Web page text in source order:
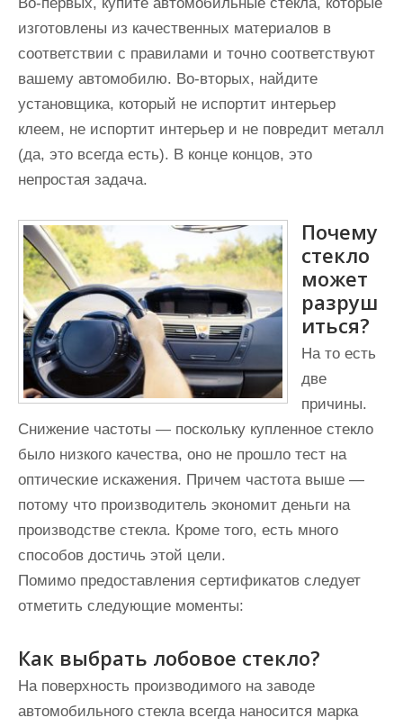
изготовлены из качественных материалов в
соответствии с правилами и точно соответствуют
вашему автомобилю. Во-вторых, найдите
установщика, который не испортит интерьер
клеем, не испортит интерьер и не повредит металл
(да, это всегда есть). В конце концов, это
непростая задача.
Почему
стекло
может
разруш
иться?
На то есть
две
причины.
Снижение частоты — поскольку купленное стекло
было низкого качества, оно не прошло тест на
оптические искажения. Причем частота выше —
потому что производитель экономит деньги на
производстве стекла. Кроме того, есть много
способов достичь этой цели.
Помимо предоставления сертификатов следует
отметить следующие моменты:
Как выбрать лобовое стекло?
На поверхность производимого на заводе
автомобильного стекла всегда наносится марка